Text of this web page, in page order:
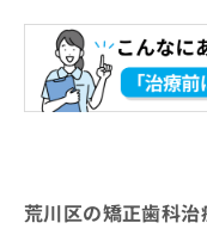
日暮里じんデ
歯科
新三河島歯科
荒川区の矯正歯科
の
お
わ